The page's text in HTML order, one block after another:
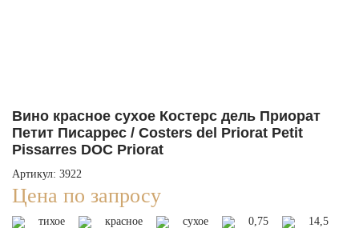
Вино красное сухое Костерс дель Приорат
Петит Писаррес / Costers del Priorat Petit
Pissarres DOC Priorat
Артикул: 3922
Цена по запросу
тихое красное сухое 0,75
14,5